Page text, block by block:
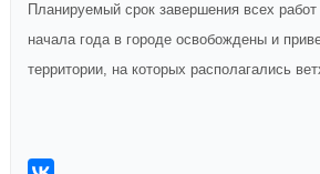
Планируемый срок завершения всех
начала года в городе освобождены и
территории, на которых располагались